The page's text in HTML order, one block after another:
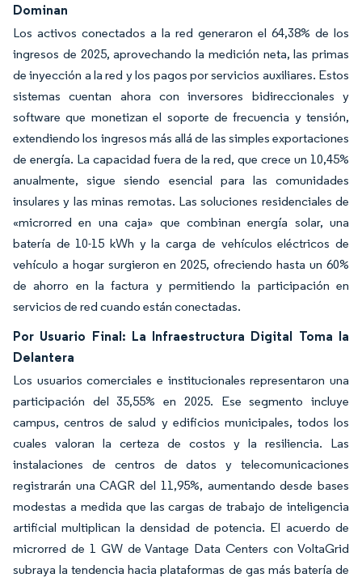
Dominan
Los activos conectados a la red generaron el 64,38% de los
ingresos de 2025, aprovechando la medición neta, las primas
de inyección a la red y los pagos por servicios auxiliares. Estos
sistemas cuentan ahora con inversores bidireccionales y
software que monetizan el soporte de frecuencia y tensión,
extendiendo los ingresos más allá de las simples exportaciones
de energía. La capacidad fuera de la red, que crece un 10,45%
anualmente, sigue siendo esencial para las comunidades
insulares y las minas remotas. Las soluciones residenciales de
«microrred en una caja» que combinan energía solar, una
batería de 10-15 kWh y la carga de vehículos eléctricos de
vehículo a hogar surgieron en 2025, ofreciendo hasta un 60%
de ahorro en la factura y permitiendo la participación en
servicios de red cuando están conectadas.
Por Usuario Final: La Infraestructura Digital Toma la
Delantera
Los usuarios comerciales e institucionales representaron una
participación del 35,55% en 2025. Ese segmento incluye
campus, centros de salud y edificios municipales, todos los
cuales valoran la certeza de costos y la resiliencia. Las
instalaciones de centros de datos y telecomunicaciones
registrarán una CAGR del 11,95%, aumentando desde bases
modestas a medida que las cargas de trabajo de inteligencia
artificial multiplican la densidad de potencia. El acuerdo de
microrred de 1 GW de Vantage Data Centers con VoltaGrid
subraya la tendencia hacia plataformas de gas más batería de